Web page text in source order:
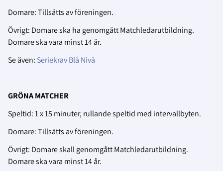
Domare: Tillsätts av föreningen.
Övrigt: Domare ska ha genomgått Matchledarutbildning.
Domare ska vara minst 14 år.
Se även: Seriekrav Blå Nivå
GRÖNA MATCHER
Speltid: 1 x 15 minuter, rullande speltid med intervallbyten.
Domare: Tillsätts av föreningen.
Övrigt: Domare skall genomgått Matchledarutbildning.
Domare ska vara minst 14 år.